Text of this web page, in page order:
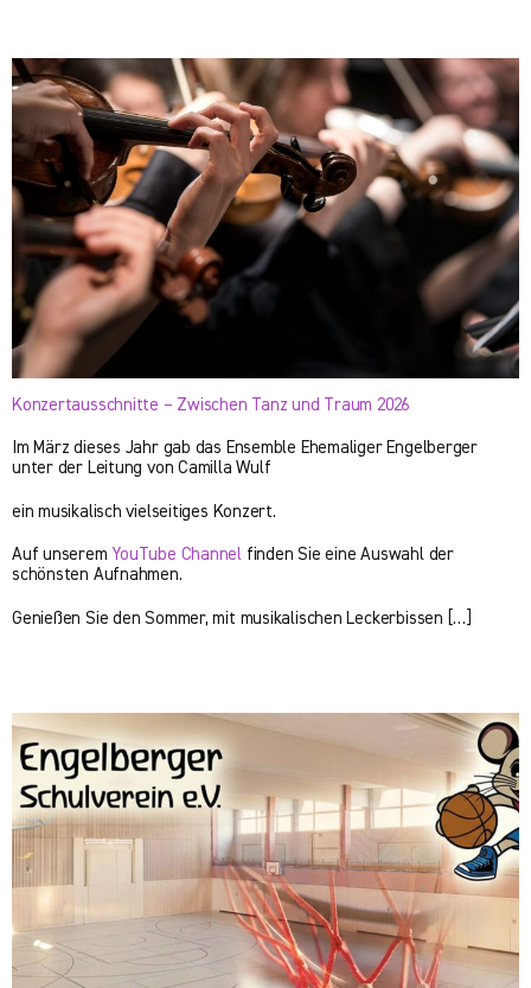
Konzertausschnitte – Zwischen Tanz und Traum 2026
Im März dieses Jahr gab das Ensemble Ehemaliger Engelberger
unter der Leitung von Camilla Wulf
ein musikalisch vielseitiges Konzert.
Auf unserem YouTube Channel finden Sie eine Auswahl der
schönsten Aufnahmen.
Genießen Sie den Sommer, mit musikalischen Leckerbissen […]